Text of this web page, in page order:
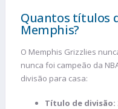
Quantos títulos
Memphis?
O Memphis Grizzlies
nunca foi campeão da
divisão para casa:
Título de divisão: